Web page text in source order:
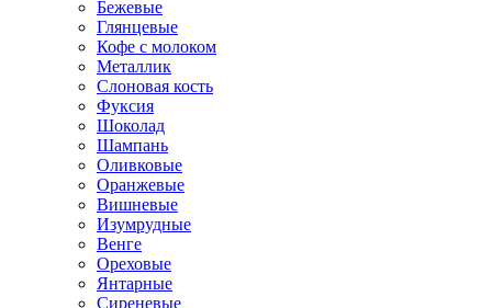
Бежевые
Глянцевые
Кофе с молоком
Металлик
Слоновая кость
Фуксия
Шоколад
Шампань
Оливковые
Оранжевые
Вишневые
Изумрудные
Венге
Ореховые
Янтарные
Сиреневые